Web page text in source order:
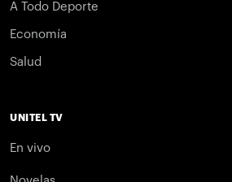
A Todo Deporte
Economía
Salud
UNITEL TV
En vivo